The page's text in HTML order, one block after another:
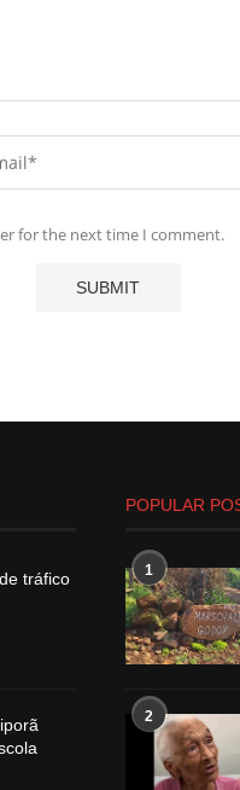
for the next time I comment.
tráfico
POPULAR
1
2